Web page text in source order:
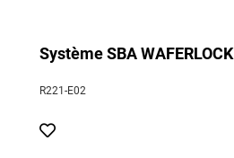
Système SBA WAFERLOCK
R221-E02